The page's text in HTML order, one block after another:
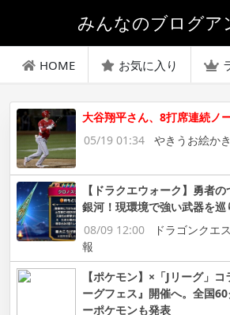
みんなのブログア
HOME お気に入り
大谷翔平さん、8打席連続ノ
05/19 01:34
やきうお絵か
【ドラクエウォーク】勇者
銀河！現環境で強い武器を巡
08/09 12:00
ドラゴンクエ
報
【ポケモン】×「Jリーグ」
ーグフェス』開催へ。全国
ーポケモンも発表